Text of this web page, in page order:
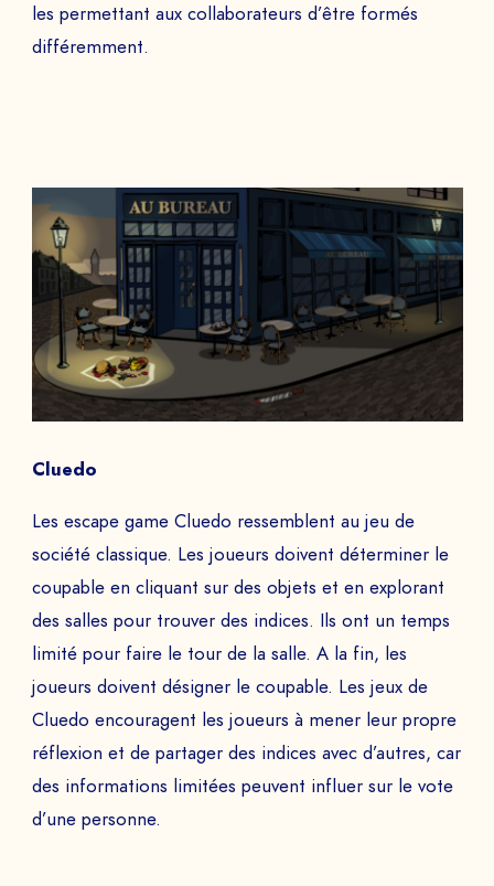
les permettant aux collaborateurs d’être formés
différemment.
Cluedo
Les escape game Cluedo ressemblent au jeu de
société classique. Les joueurs doivent déterminer le
coupable en cliquant sur des objets et en explorant
des salles pour trouver des indices. Ils ont un temps
limité pour faire le tour de la salle. A la fin, les
joueurs doivent désigner le coupable. Les jeux de
Cluedo encouragent les joueurs à mener leur propre
réflexion et de partager des indices avec d’autres, car
des informations limitées peuvent influer sur le vote
d’une personne.